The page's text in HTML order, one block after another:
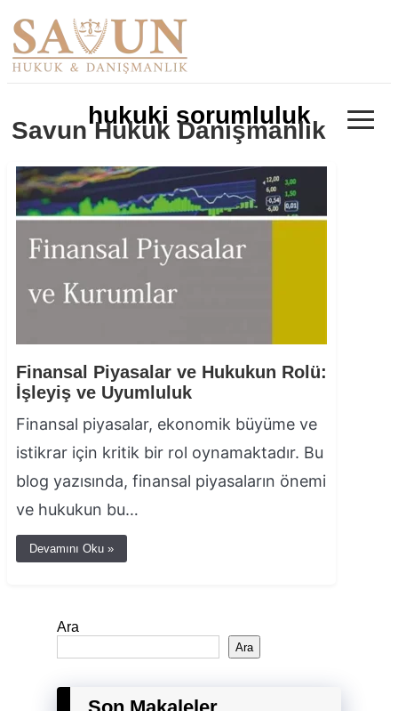
Savun Hukuk Danışmanlık ≡
hukuki sorumluluk
Finansal Piyasalar ve Hukukun Rolü:
İşleyiş ve Uyumluluk
Finansal piyasalar, ekonomik büyüme ve
istikrar için kritik bir rol oynamaktadır. Bu
blog yazısında, finansal piyasaların önemi
ve hukukun bu…
Devamını Oku »
Ara
Ara